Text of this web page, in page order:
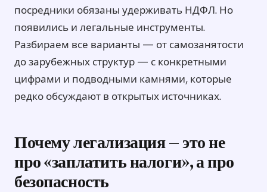
посредники обязаны удерживать НДФЛ. Но
появились и легальные инструменты.
Разбираем все варианты — от самозанятости
до зарубежных структур — с конкретными
цифрами и подводными камнями, которые
редко обсуждают в открытых источниках.
Почему легализация — это не
про «заплатить налоги», а про
безопасность